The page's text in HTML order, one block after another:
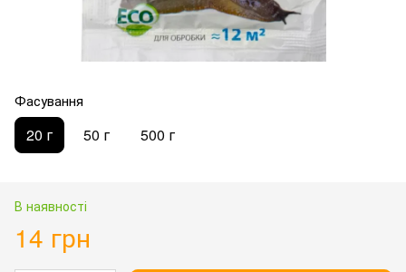
Фасування
20 г 50 г 500 г
В наявності
14 грн